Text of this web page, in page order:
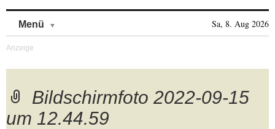
Menü Sa, 8. Aug 2026
Bildschirmfoto 2022-09-15
um 12.44.59